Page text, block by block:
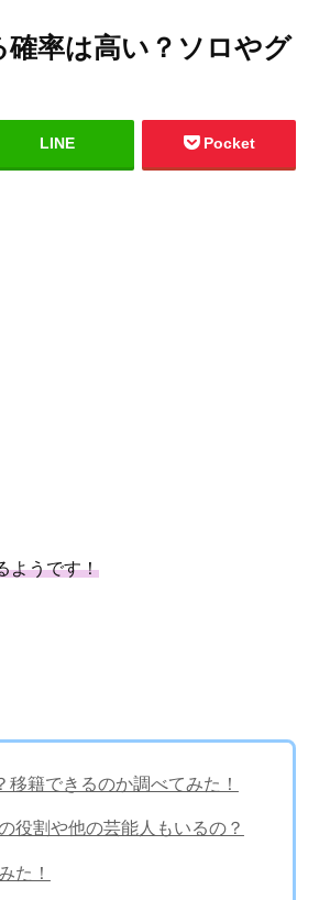
率は高い？ソロやグ
LINE Pocket
ようです！
籍できるのか調べてみた！
役割や他の芸能人もいるの？
た！